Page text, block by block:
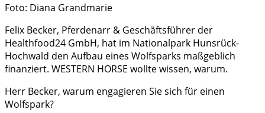
Foto: Diana Grandmarie
Felix Becker, Pferdenarr & Geschäftsführer der
Healthfood24 GmbH, hat im Nationalpark Hunsrück-
Hochwald den Aufbau eines Wolfsparks maßgeblich
finanziert. WESTERN HORSE wollte wissen, warum.
Herr Becker, warum engagieren Sie sich für einen
Wolfspark?